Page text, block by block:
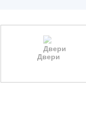
Двери